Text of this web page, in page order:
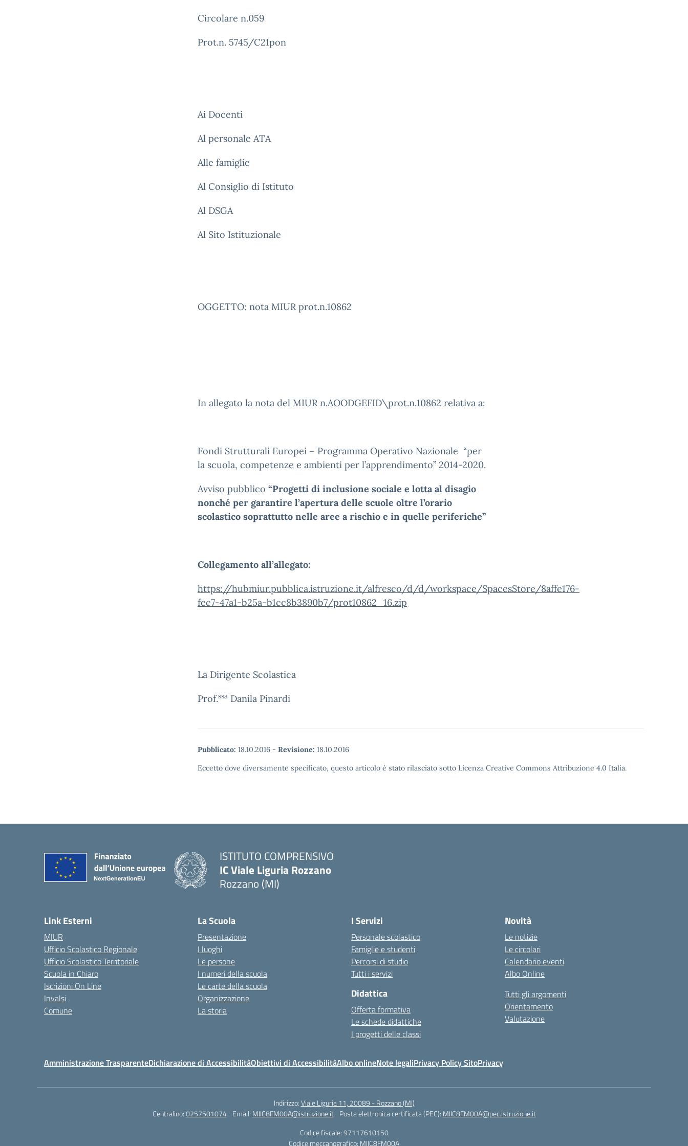
Circolare n.059
Prot.n. 5745/C21pon
Ai Docenti
Al personale ATA
Alle famiglie
Al Consiglio di Istituto
Al DSGA
Al Sito Istituzionale
OGGETTO: nota MIUR prot.n.10862
In allegato la nota del MIUR n.AOODGEFID\prot.n.10862 relativa a:
Fondi Strutturali Europei – Programma Operativo Nazionale “per
la scuola, competenze e ambienti per l’apprendimento” 2014-2020.
Avviso pubblico “Progetti di inclusione sociale e lotta al disagio
nonché per garantire l’apertura delle scuole oltre l’orario
scolastico soprattutto nelle aree a rischio e in quelle periferiche”
Collegamento all’allegato:
https://hubmiur.pubblica.istruzione.it/alfresco/d/d/workspace/SpacesStore/8affe176-
fec7-47a1-b25a-b1cc8b3890b7/prot10862_16.zip
La Dirigente Scolastica
Prof.ssa Danila Pinardi
Pubblicato: 18.10.2016 - Revisione: 18.10.2016
Eccetto dove diversamente specificato, questo articolo è stato rilasciato sotto Licenza Creative Commons Attribuzione 4.0 Italia.
ISTITUTO COMPRENSIVO
IC Viale Liguria Rozzano
Rozzano (MI)
Link Esterni
MIUR
Ufficio Scolastico Regionale
Ufficio Scolastico Territoriale
Scuola in Chiaro
Iscrizioni On Line
Invalsi
Comune
La Scuola
Presentazione
I luoghi
Le persone
I numeri della scuola
Le carte della scuola
Organizzazione
La storia
I Servizi
Personale scolastico
Famiglie e studenti
Percorsi di studio
Tutti i servizi
Didattica
Offerta formativa
Le schede didattiche
I progetti delle classi
Novità
Le notizie
Le circolari
Calendario eventi
Albo Online
Tutti gli argomenti
Orientamento
Valutazione
Amministrazione TrasparenteDichiarazione di AccessibilitàObiettivi di AccessibilitàAlbo onlineNote legaliPrivacy Policy SitoPrivacy
Indirizzo:Viale Liguria 11, 20089 - Rozzano (MI)
Centralino:0257501074 Email: MIIC8FM00A@istruzione.it Posta elettronica certificata (PEC): MIIC8FM00A@pec.istruzione.it
Codice fiscale: 97117610150
Codice meccanografico: MIIC8FM00A